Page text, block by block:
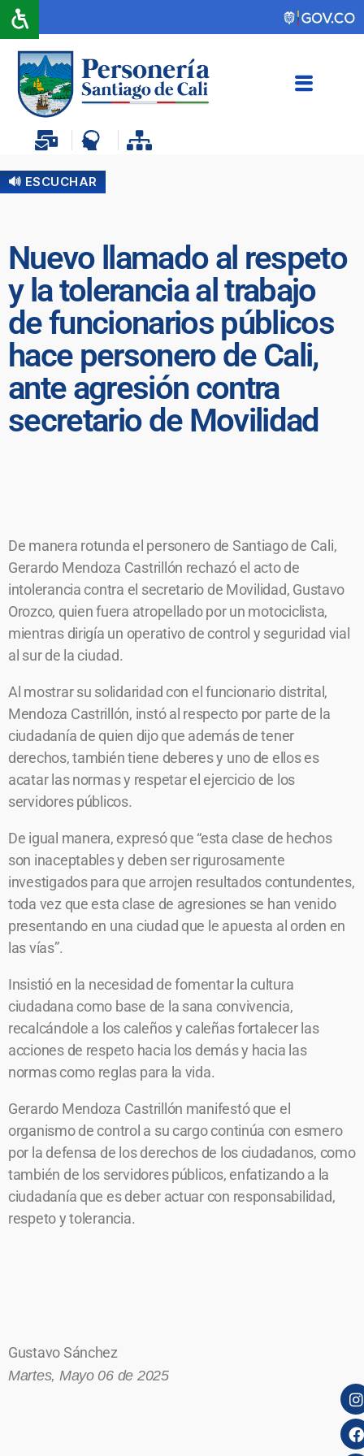
🔊 ESCUCHAR
Nuevo llamado al respeto
y la tolerancia al trabajo
de funcionarios públicos
hace personero de Cali,
ante agresión contra
secretario de Movilidad
De manera rotunda el personero de Santiago de Cali,
Gerardo Mendoza Castrillón rechazó el acto de
intolerancia contra el secretario de Movilidad, Gustavo
Orozco, quien fuera atropellado por un motociclista,
mientras dirigía un operativo de control y seguridad vial
al sur de la ciudad.
Al mostrar su solidaridad con el funcionario distrital,
Mendoza Castrillón, instó al respecto por parte de la
ciudadanía de quien dijo que además de tener
derechos, también tiene deberes y uno de ellos es
acatar las normas y respetar el ejercicio de los
servidores públicos.
De igual manera, expresó que “esta clase de hechos
son inaceptables y deben ser rigurosamente
investigados para que arrojen resultados contundentes,
toda vez que esta clase de agresiones se han venido
presentando en una ciudad que le apuesta al orden en
las vías”.
Insistió en la necesidad de fomentar la cultura
ciudadana como base de la sana convivencia,
recalcándole a los caleños y caleñas fortalecer las
acciones de respeto hacia los demás y hacia las
normas como reglas para la vida.
Gerardo Mendoza Castrillón manifestó que el
organismo de control a su cargo continúa con esmero
por la defensa de los derechos de los ciudadanos, como
también de los servidores públicos, enfatizando a la
ciudadanía que es deber actuar con responsabilidad,
respeto y tolerancia.
Gustavo Sánchez
Martes, Mayo 06 de 2025